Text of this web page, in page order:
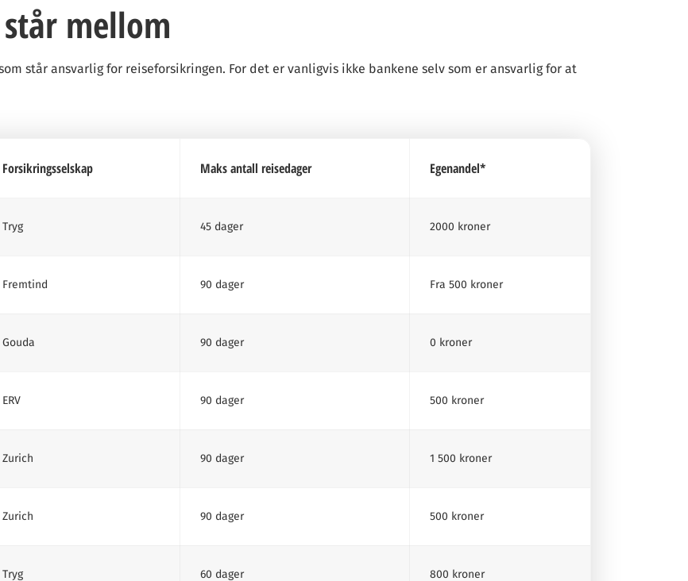
mellom
står ansvarlig for reiseforsikringen. For det er vanligvis ikke bankene selv som er ansvarlig for at
Forsikringsselskap Maks antall reisedager Egenandel*
Tryg 45 dager 2000 kroner
Fremtind 90 dager Fra 500 kroner
Gouda 90 dager 0 kroner
ERV 90 dager 500 kroner
Zurich 90 dager 1 500 kroner
Zurich 90 dager 500 kroner
Tryg 60 dager 800 kroner